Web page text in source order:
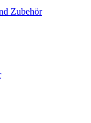
Zubehör